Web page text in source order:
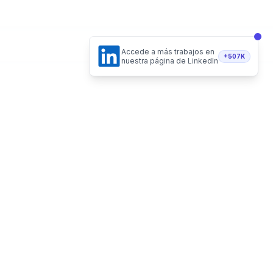
Accede a más trabajos en
nuestra página de LinkedIn
+507K